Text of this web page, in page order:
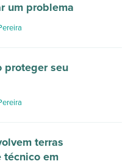
um problema
proteger seu
terras
técnico em